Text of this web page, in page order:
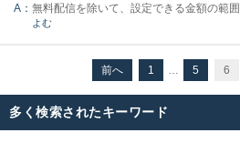
A： 無料配信を除いて、設定できる金額の範囲
よむ
前へ 1 … 5 6
多く検索されたキーワード